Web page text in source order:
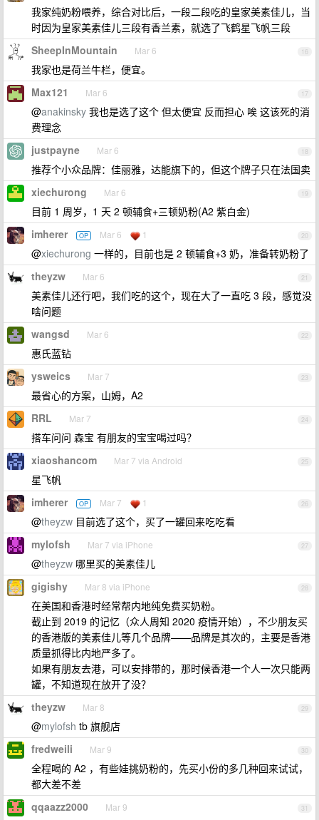
我家纯奶粉喂养，综合对比后，一段二段吃的皇家美素佳儿，当
时因为皇家美素佳儿三段有香兰素，就选了飞鹤星飞帆三段
16
SheepInMountain Mar 6
我家也是荷兰牛栏，便宜。
17
Max121 Mar 6
@anakinsky 我也是选了这个 但太便宜 反而担心 唉 这该死的消
费理念
18
justpayne Mar 6
推荐个小众品牌：佳丽雅，达能旗下的，但这个牌子只在法国卖
19
xiechurong Mar 6
目前 1 周岁，1 天 2 顿辅食+三顿奶粉(A2 紫白金)
20
imherer OP Mar 6 1
@xiechurong 一样的，目前也是 2 顿辅食+3 奶，准备转奶粉了
21
theyzw Mar 6
美素佳儿还行吧，我们吃的这个，现在大了一直吃 3 段，感觉没
啥问题
22
wangsd Mar 6
惠氏蓝钻
23
ysweics Mar 7
最省心的方案，山姆，A2
24
RRL Mar 7
搭车问问 森宝 有朋友的宝宝喝过吗？
25
xiaoshancom Mar 7 via Android
星飞帆
26
imherer OP Mar 7 1
@theyzw 目前选了这个，买了一罐回来吃吃看
27
mylofsh Mar 7 via iPhone
@theyzw 哪里买的美素佳儿
28
gigishy Mar 8 via iPhone
在美国和香港时经常帮内地纯免费买奶粉。
截止到 2019 的记忆（众人周知 2020 疫情开始），不少朋友买
的香港版的美素佳儿等几个品牌——品牌是其次的，主要是香港
质量抓得比内地严多了。
如果有朋友去港，可以安排带的，那时候香港一个人一次只能两
罐，不知道现在放开了没？
29
theyzw Mar 8
@mylofsh tb 旗舰店
30
fredweili Mar 9
全程喝的 A2 ，有些娃挑奶粉的，先买小份的多几种回来试试，
都大差不差
31
qqaazz2000 Mar 9